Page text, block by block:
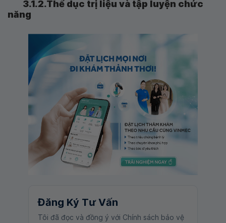
3.1.2.Thể dục trị liệu và tập luyện chức
năng
Đăng Ký Tư Vấn
Tôi đã đọc và đồng ý với Chính sách bảo vệ